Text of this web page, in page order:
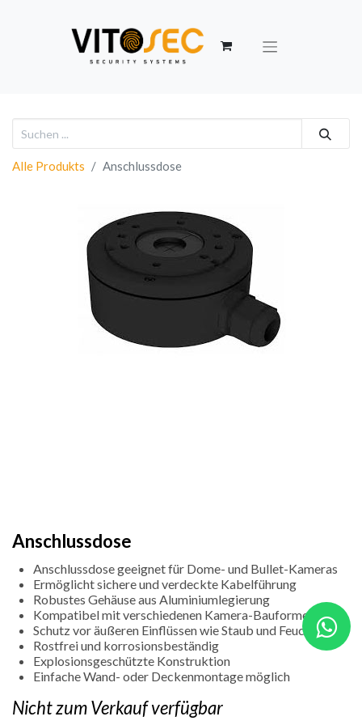
Alle Produkts Anschlussdose
Anschlussdose
Anschlussdose geeignet für Dome- und Bullet-Kameras
Ermöglicht sichere und verdeckte Kabelführung
Robustes Gehäuse aus Aluminiumlegierung
Kompatibel mit verschiedenen Kamera-Bauformen
Schutz vor äußeren Einflüssen wie Staub und Feuchtigkeit
Rostfrei und korrosionsbeständig
Explosionsgeschützte Konstruktion
Einfache Wand- oder Deckenmontage möglich
Nicht zum Verkauf verfügbar